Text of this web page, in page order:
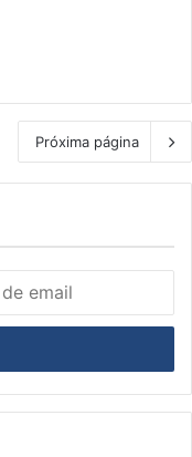
Próxima página